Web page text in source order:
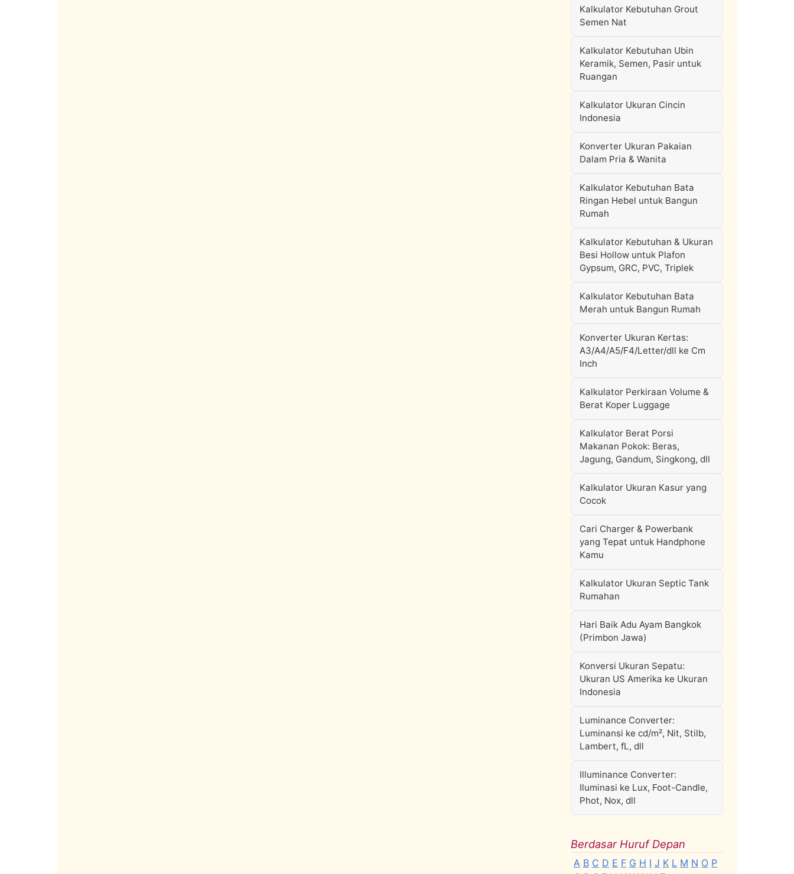
Kalkulator Kebutuhan Grout
Semen Nat
Kalkulator Kebutuhan Ubin
Keramik, Semen, Pasir untuk
Ruangan
Kalkulator Ukuran Cincin
Indonesia
Konverter Ukuran Pakaian
Dalam Pria & Wanita
Kalkulator Kebutuhan Bata
Ringan Hebel untuk Bangun
Rumah
Kalkulator Kebutuhan & Ukuran
Besi Hollow untuk Plafon
Gypsum, GRC, PVC, Triplek
Kalkulator Kebutuhan Bata
Merah untuk Bangun Rumah
Konverter Ukuran Kertas:
A3/A4/A5/F4/Letter/dll ke Cm
Inch
Kalkulator Perkiraan Volume &
Berat Koper Luggage
Kalkulator Berat Porsi
Makanan Pokok: Beras,
Jagung, Gandum, Singkong, dll
Kalkulator Ukuran Kasur yang
Cocok
Cari Charger & Powerbank
yang Tepat untuk Handphone
Kamu
Kalkulator Ukuran Septic Tank
Rumahan
Hari Baik Adu Ayam Bangkok
(Primbon Jawa)
Konversi Ukuran Sepatu:
Ukuran US Amerika ke Ukuran
Indonesia
Luminance Converter:
Luminansi ke cd/m², Nit, Stilb,
Lambert, fL, dll
Illuminance Converter:
Iluminasi ke Lux, Foot-Candle,
Phot, Nox, dll
Berdasar Huruf Depan
A B C D E F G H I J K L M N O P